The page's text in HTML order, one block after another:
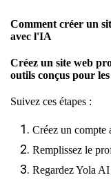
Comment créer un
avec l'IA
Créez un site web
outils conçus pour
Suivez ces étapes :
Créez un compte
Remplissez le
Regardez Yola